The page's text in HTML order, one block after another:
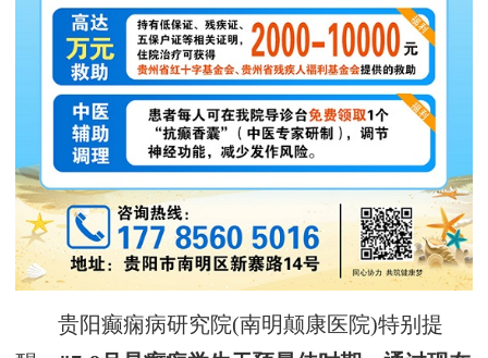
贵阳癫痫病研究院(南明颠康医院)特别提